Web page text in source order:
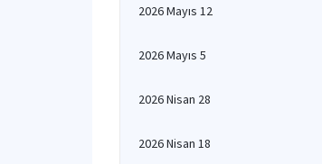
2026 Mayıs 12
2026 Mayıs 5
2026 Nisan 28
2026 Nisan 18